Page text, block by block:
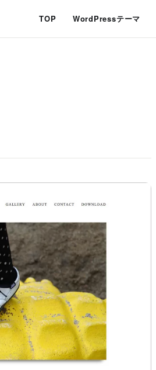
TOP WordPressテーマ